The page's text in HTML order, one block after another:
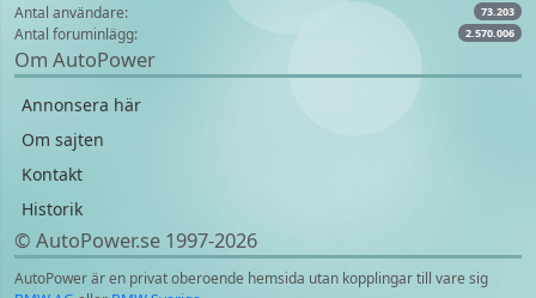
Antal användare: 73.203
Antal foruminlägg: 2.570.006
Om AutoPower
Annonsera här
Om sajten
Kontakt
Historik
© AutoPower.se 1997‑2026
AutoPower är en privat oberoende hemsida utan kopplingar till vare sig